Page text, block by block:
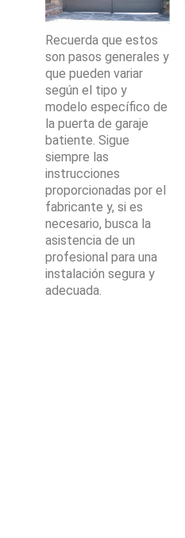
Recuerda que estos
son pasos generales y
que pueden variar
según el tipo y
modelo específico de
la puerta de garaje
batiente. Sigue
siempre las
instrucciones
proporcionadas por el
fabricante y, si es
necesario, busca la
asistencia de un
profesional para una
instalación segura y
adecuada.